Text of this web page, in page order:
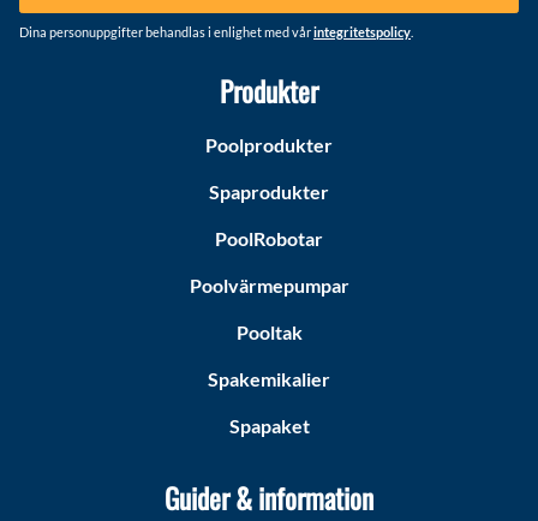
Dina personuppgifter behandlas i enlighet med vårintegritetspolicy
Produkter
Poolprodukter
Spaprodukter
PoolRobotar
Poolvärmepumpar
Pooltak
Spakemikalier
Spapaket
Guider & information